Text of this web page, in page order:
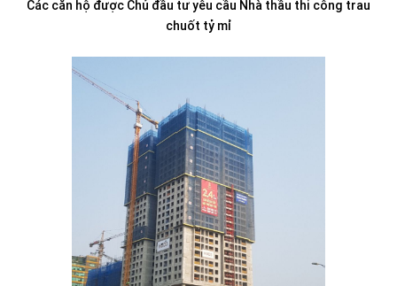
Các căn hộ được Chủ đầu tư yêu cầu Nhà thầu thi công trau
chuốt tỷ mỉ